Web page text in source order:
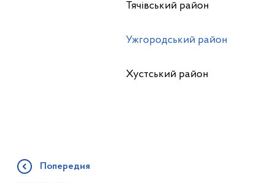
Тячівський район
Ужгородський район
Хустський район
Попередня